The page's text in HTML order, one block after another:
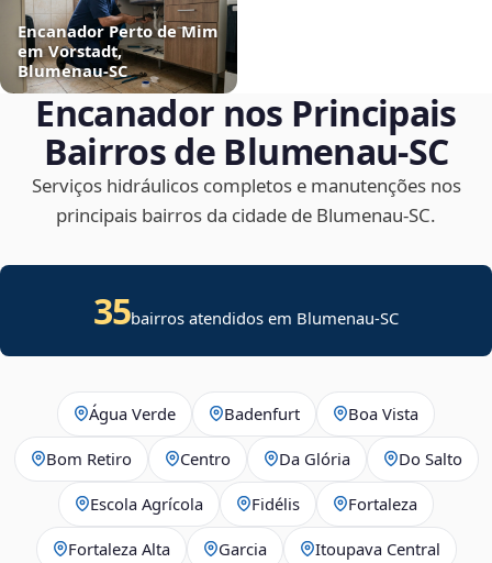
Encanador Perto de Mim
em Vorstadt,
Blumenau‑SC
Encanador nos Principais
Bairros de Blumenau‑SC
Serviços hidráulicos completos e manutenções nos
principais bairros da cidade de Blumenau‑SC.
35bairros atendidos em Blumenau-SC
Água Verde Badenfurt Boa Vista
Bom Retiro Centro Da Glória Do Salto
Escola Agrícola Fidélis Fortaleza
Fortaleza Alta Garcia Itoupava Central